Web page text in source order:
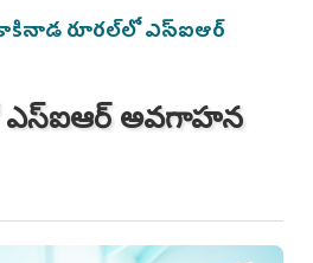
రూరల్‌లో ఎస్‌ఐఆర్
ఎస్‌ఐఆర్ అవగాహన